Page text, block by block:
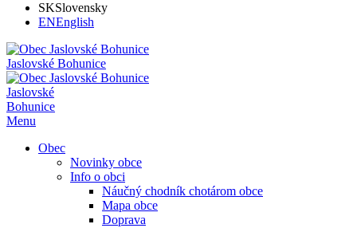
SKSlovensky
ENEnglish
Jaslovské Bohunice
Jaslovské
Bohunice
Menu
Obec
Novinky obce
Info o obci
Náučný chodník chotárom obce
Mapa obce
Doprava